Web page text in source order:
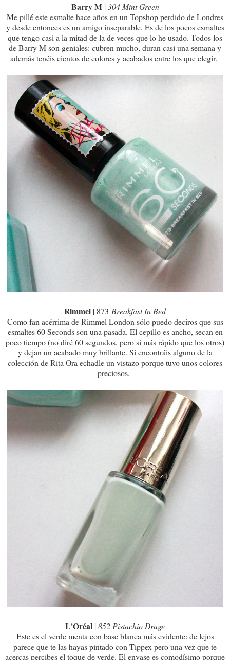
Barry M| 304 Mint Green
Me pillé este esmalte hace años en un Topshop perdido de Londres
y desde entonces es un amigo inseparable. Es de los pocos esmaltes
que tengo casi a la mitad de la de veces que lo he usado. Todos los
de Barry M son geniales: cubren mucho, duran casi una semana y
además tenéis cientos de colores y acabados entre los que elegir.
Rimmel | 873 Breakfast In Bed
Como fan acérrima de Rimmel London sólo puedo deciros que sus
esmaltes 60 Seconds son una pasada. El cepillo es ancho, secan en
poco tiempo (no diré 60 segundos, pero sí más rápido que los otros)
y dejan un acabado muy brillante. Si encontráis alguno de la
colección de Rita Ora echadle un vistazo porque tuvo unos colores
preciosos.
L'Oréal | 852 Pistachio Drage
Este es el verde menta con base blanca más evidente: de lejos
parece que te las hayas pintado con Tippex pero una vez que te
acercas percibes el toque de verde. El envase es comodísimo porque